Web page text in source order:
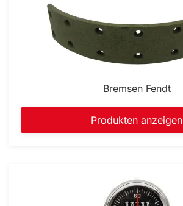
Bremsen Fendt
Produkten anzeigen